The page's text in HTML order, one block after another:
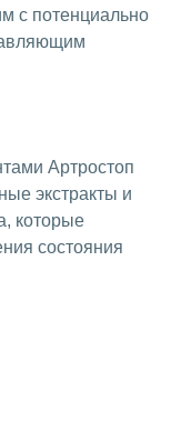
с потенциально
Артростоп
экстракты и
которые
состояния